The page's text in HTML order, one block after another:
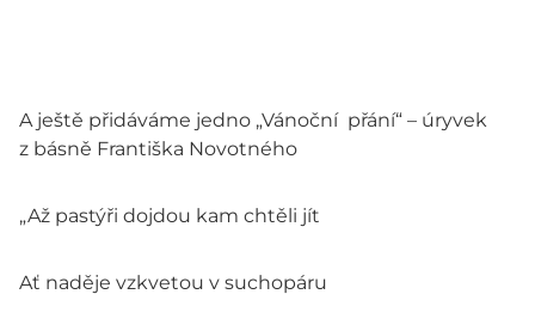
A ještě přidáváme jedno „Vánoční přání“ – úryvek
z básně Františka Novotného
„Až pastýři dojdou kam chtěli jít
Ať naděje vzkvetou v suchopáru